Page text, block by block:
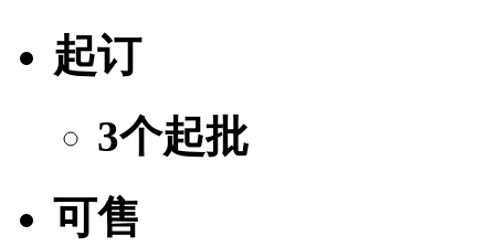
起订
3个起批
可售